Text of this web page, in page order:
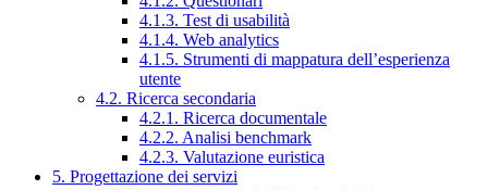
4.1.3. Test di usabilità
4.1.4. Web analytics
4.1.5. Strumenti di mappatura dell’esperienza
utente
4.2. Ricerca secondaria
4.2.1. Ricerca documentale
4.2.2. Analisi benchmark
4.2.3. Valutazione euristica
5. Progettazione dei servizi